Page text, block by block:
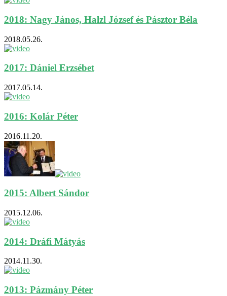
2018: Nagy János, Halzl József és Pásztor Béla
2018.05.26.
2017: Dániel Erzsébet
2017.05.14.
2016: Kolár Péter
2016.11.20.
2015: Albert Sándor
2015.12.06.
2014: Dráfi Mátyás
2014.11.30.
2013: Pázmány Péter